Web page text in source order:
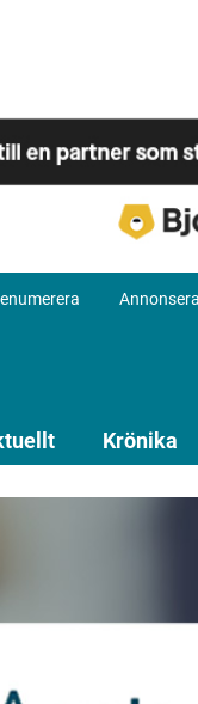
Annonsera
Krönika